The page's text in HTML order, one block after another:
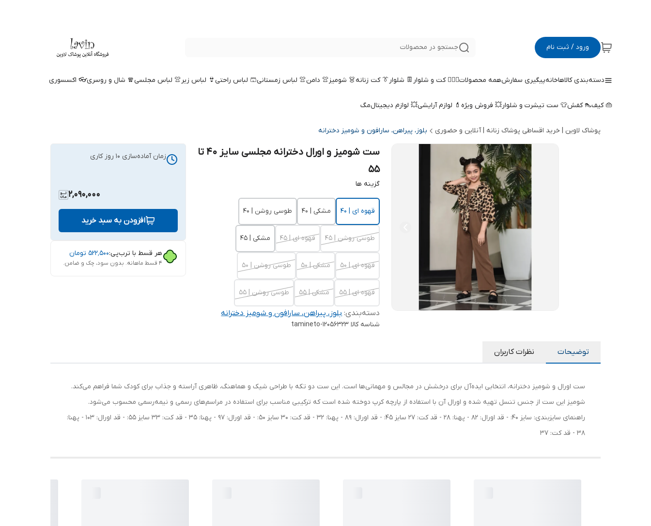
ورود / ثبت نام جستجو در محصولات
دسته‌بندی کالاهاخانهپیگیری سفارشهمه محصولات🤵🏻‍♀️ کت و شلوار 👖 شلوار👔 کت زنانه👗 شومیز👚 دامن👚 لباس زمستانی🩳 لباس راحتی👙 لباس زیر👚 لباس مجلسی🧣 شال و روسری👓 اکسسوری
👜 کیف👠 کفش👕 ست تیشرت و شلوار💥 فروش ویژه 💄 لوازم آرایشی💥 لوازم دیجیتالمگ
پوشاک لاوین | خرید اقساطی پوشاک زنانه | آنلاین و حضوری بلوز، پیراهن، سارافون و شومیز دخترانه
ست شومیز و اورال دخترانه مجلسی سایز 40 تا
55
گزینه ها
قهوه ای | ۴۰ مشکی | ۴۰ طوسی روشن | ۴۰
طوسی روشن | ۴۵ قهوه ای | ۴۵ مشکی | ۴۵
قهوه ای | ۵۰ مشکی | ۵۰ طوسی روشن | ۵۰
قهوه ای | ۵۵ مشکی | ۵۵ طوسی روشن | ۵۵
دسته‌بندی:بلوز، پیراهن، سارافون و شومیز دخترانه
شناسه کالا tamineto-12056323
زمان آماده‌سازی 10 روز کاری
2,090,000
افزودن به سبد خرید
هر قسط با ترب‌پی:۵۲۲٬۵۰۰ تومان
۴ قسط ماهانه. بدون سود، چک و ضامن.
توضیحات نظرات کاربران
ست اورال و شومیز دخترانه، انتخابی ایده‌آل برای درخشش در مجالس و مهمانی‌ها است. این ست دو تکه با طراحی شیک و هماهنگ، ظاهری آراسته و جذاب برای کودک شما فراهم می‌کند.
شومیز این ست از جنس تنسل تهیه شده و اورال آن با استفاده از پارچه کرپ دوخته شده است که ترکیبی مناسب برای استفاده در مراسم‌های رسمی و نیمه‌رسمی محسوب می‌شود.
راهنمای سایزبندی: سایز 40: - قد اورال: 82 - پهنا: 28 - قد کت: 27 سایز 45: - قد اورال: 89 - پهنا: 32 - قد کت: 30 سایز 50: - قد اورال: 97 - پهنا: 35 - قد کت: 33 سایز 55: - قد اورال: 103 - پهنا:
38 - قد کت: 37